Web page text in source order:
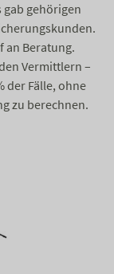
gab gehörigen
an Beratung.
Vermittlern –
der Fälle, ohne
zu berechnen.